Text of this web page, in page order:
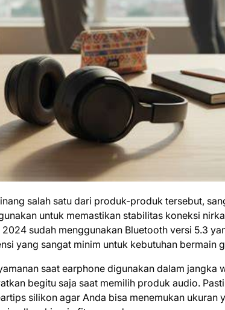
salah satu dari produk-produk tersebut,
untuk memastikan stabilitas koneksi
sudah menggunakan Bluetooth versi 5.3
yang sangat minim untuk kebutuhan bermain
saat earphone digunakan dalam jangka
begitu saja saat memilih produk audio.
silikon agar Anda bisa menemukan ukuran